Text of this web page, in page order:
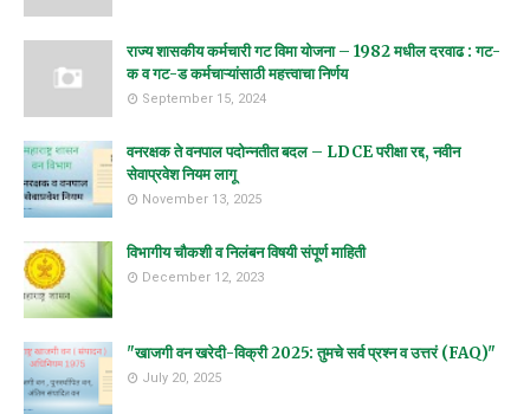
राज्य शासकीय कर्मचारी गट विमा योजना – 1982 मधील दरवाढ : गट-
क व गट-ड कर्मचाऱ्यांसाठी महत्त्वाचा निर्णय
September 15, 2024
वनरक्षक ते वनपाल पदोन्नतीत बदल – LDCE परीक्षा रद्द, नवीन
सेवाप्रवेश नियम लागू
November 13, 2025
विभागीय चौकशी व निलंबन विषयी संपूर्ण माहिती
December 12, 2023
"खाजगी वन खरेदी-विक्री 2025: तुमचे सर्व प्रश्न व उत्तरं (FAQ)"
July 20, 2025